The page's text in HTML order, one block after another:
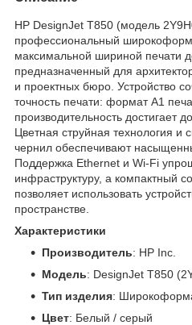
HP DesignJet T850 (модель
профессиональный
максимальной шириной печати
предназначенный для
и проектных бюро. Устройство
точность печати: формат A1
производительность достигает
Цветная струйная технология и
чернил обеспечивают
Поддержка Ethernet и Wi-Fi
инфраструктуру, а компактный
позволяет использовать
пространстве.
Характеристики
Производитель: HP Inc.
Модель: DesignJet T850
Тип изделия:
Цвет: Белый / серый